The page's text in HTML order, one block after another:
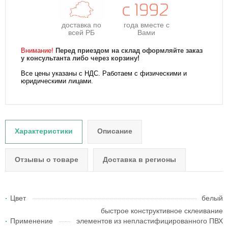
доставка по
всей РБ
года вместе с
Вами
Внимание! Перед приездом на склад оформляйте заказ
у консультанта либо через корзину!
Все цены указаны с НДС. Работаем с физическими и
юридическими лицами.
Характеристики Описание
Отзывы о товаре Доставка в регионы
Цвет белый
Применение
быстрое конструктивное склеивание
элементов из непластифицированного ПВХ